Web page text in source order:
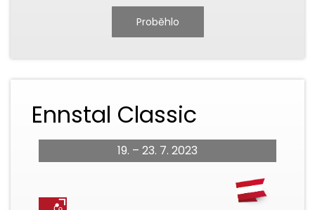
Proběhlo
Ennstal Classic
19. – 23. 7. 2023